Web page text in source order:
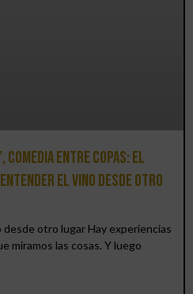
comedia entre copas: el
el vino desde otro
otro lugar Hay experiencias
miramos las cosas. Y luego